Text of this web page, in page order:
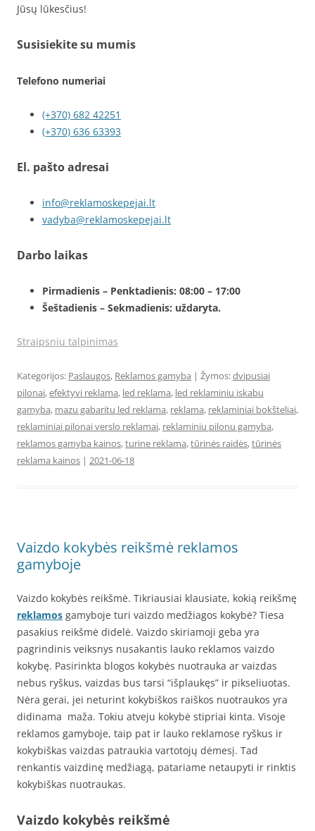
Jūsų lūkesčius!
Susisiekite su mumis
Telefono numeriai
(+370) 682 42251
(+370) 636 63393
El. pašto adresai
info@reklamoskepejai.lt
vadyba@reklamoskepejai.lt
Darbo laikas
Pirmadienis – Penktadienis: 08:00 – 17:00
Šeštadienis – Sekmadienis: uždaryta.
Straipsniu talpinimas
Kategorijos: Paslaugos, Reklamos gamyba | Žymos:dvipusiai
pilonai,efektyvi reklama, led reklama, led reklaminiu iskabu
gamyba, mazu gabaritu led reklama, reklama, reklaminiai bokšteliai,
reklaminiai pilonai verslo reklamai, reklaminiu pilonu gamyba,
reklamos gamyba kainos,turine reklama,tūrinės raidės,tūrinės
reklama kainos | 2021-06-18
Vaizdo kokybės reikšmė reklamos
gamyboje
Vaizdo kokybės reikšmė. Tikriausiai klausiate, kokią reikšmę
reklamos gamyboje turi vaizdo medžiagos kokybė? Tiesa
pasakius reikšmė didelė. Vaizdo skiriamoji geba yra
pagrindinis veiksnys nusakantis lauko reklamos vaizdo
kokybę. Pasirinkta blogos kokybės nuotrauka ar vaizdas
nebus ryškus, vaizdas bus tarsi “išplaukęs” ir pikseliuotas.
Nėra gerai, jei neturint kokybiškos raiškos nuotraukos yra
didinama maža. Tokiu atveju kokybė stipriai kinta. Visoje
reklamos gamyboje, taip pat ir lauko reklamose ryškus ir
kokybiškas vaizdas patraukia vartotojų dėmesį. Tad
renkantis vaizdinę medžiagą, patariame netaupyti ir rinktis
kokybiškas nuotraukas.
Vaizdo kokybės reikšmė